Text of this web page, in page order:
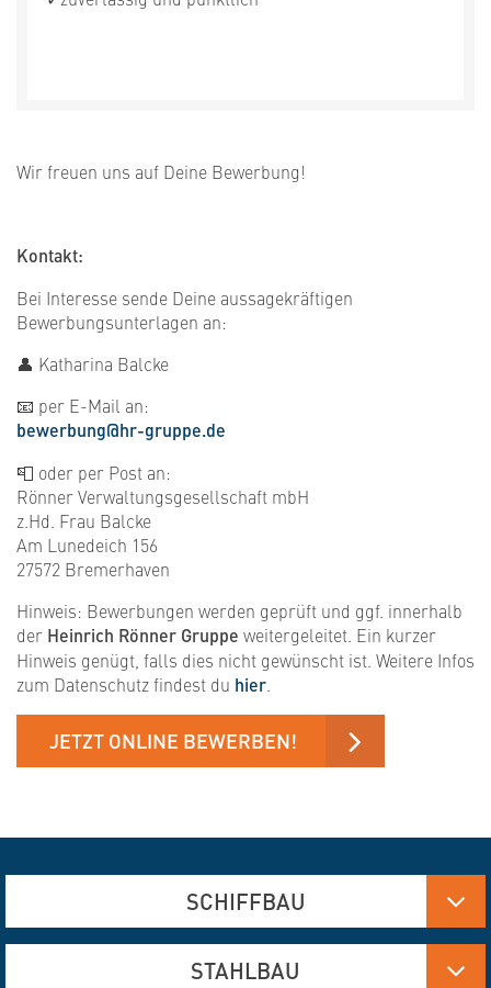
Wir freuen uns auf Deine Bewerbung!
Kontakt:
Bei Interesse sende Deine aussagekräftigen
Bewerbungsunterlagen an:
👤 Katharina Balcke
📧 per E-Mail an:
​​​​bewerbung@hr-gruppe.de
📮 oder per Post an:
Rönner Verwaltungsgesellschaft mbH
z.Hd. Frau Balcke
Am Lunedeich 156
27572 Bremerhaven
Hinweis: Bewerbungen werden geprüft und ggf. innerhalb
der Heinrich Rönner Gruppe weitergeleitet. Ein kurzer
Hinweis genügt, falls dies nicht gewünscht ist. Weitere Infos
zum Datenschutz findest du hier.
JETZT ONLINE BEWERBEN!
SCHIFFBAU
Aluminium-, Edelstahl- und Stahlfertigung
STAHLBAU